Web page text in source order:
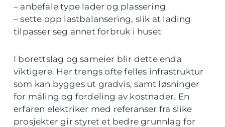
– anbefale type lader og plassering
– sette opp lastbalansering, slik at lading
tilpasser seg annet forbruk i huset
I borettslag og sameier blir dette enda
viktigere. Her trengs ofte felles infrastruktur
som kan bygges ut gradvis, samt løsninger
for måling og fordeling av kostnader. En
erfaren elektriker med referanser fra slike
prosjekter gir styret et bedre grunnlag for